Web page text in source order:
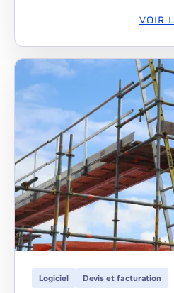
VOIR
Logiciel Devis et facturation